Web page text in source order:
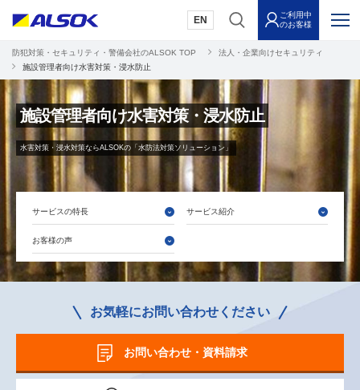
EN
ご利用中
のお客様
防犯対策・セキュリティ・警備会社のALSOK TOP
法人・企業向けセキュリティ
施設管理者向け水害対策・浸水防止
施設管理者向け水害対策・浸水防止
水害対策・浸水対策ならALSOKの「水防法対策ソリューション」
サービスの特長 サービス紹介
お客様の声
お気軽にお問い合わせください
お問い合わせ・資料請求